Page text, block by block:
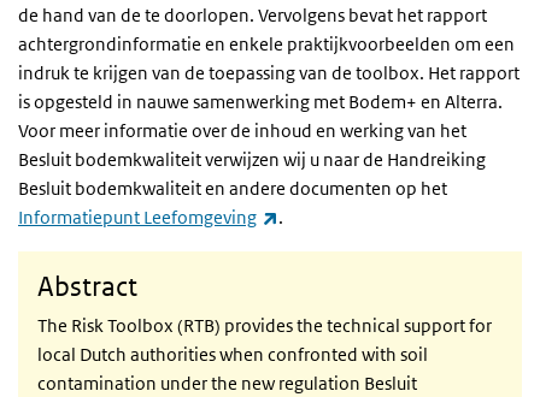
de hand van de te doorlopen. Vervolgens bevat het rapport
achtergrondinformatie en enkele praktijkvoorbeelden om een
indruk te krijgen van de toepassing van de toolbox. Het rapport
is opgesteld in nauwe samenwerking met Bodem+ en Alterra.
Voor meer informatie over de inhoud en werking van het
Besluit bodemkwaliteit verwijzen wij u naar de Handreiking
Besluit bodemkwaliteit en andere documenten op het
Informatiepunt Leefomgeving
(externe link)
.
Abstract
The Risk Toolbox (RTB) provides the technical support for
local Dutch authorities when confronted with soil
contamination under the new regulation Besluit